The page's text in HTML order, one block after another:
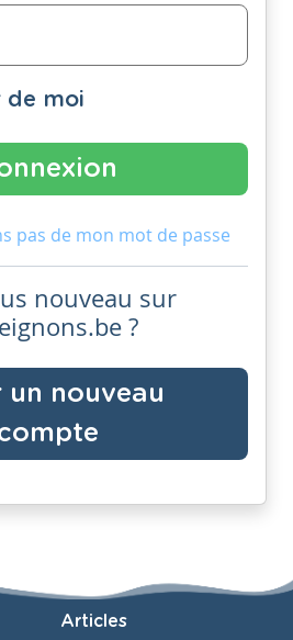
de moi
pas de mon mot de passe
nouveau sur
?
un nouveau
Articles